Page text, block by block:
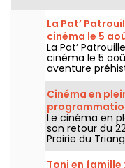
La Pat’
cinéma le 5
La Pat’
cinéma le 5
aventure
équipe.
Cinéma en
Le cinéma en
son retour du
Prairie du
gratuites par
35e édition, le
Toni en